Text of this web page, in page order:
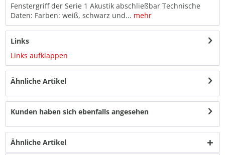
Fenstergriff der Serie 1 Akustik abschließbar Technische
Daten: Farben: weiß, schwarz und... mehr
Links
Links aufklappen
Ähnliche Artikel
Kunden haben sich ebenfalls angesehen
Ähnliche Artikel